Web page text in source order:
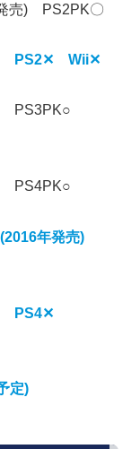
売) PS2PK〇
) PS2✕ Wii✕
) PS3PK○
) PS4PK○
(2016年発売)
) PS4✕
定)